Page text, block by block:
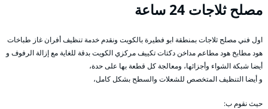
مصلح ثلاجات 24 ساعة
اول فني مصلح ثلاجات بمنطقة ابو فطيرة بالكويت ونقدم خدمة تنظيف أفران غاز طباخات
هود مطابخ هود مطاعم مداخن دكتات تكييف مركزي الكويت بدقة للغاية مع إزالة الرفوف و
أيضا شبكة الشواء وأجزائها، ومعالجة كل قطعة بها على حدة،
و أيضا التنظيف المتخصص للشعلات والسطح بشكل كامل،
حيث نقوم ب: